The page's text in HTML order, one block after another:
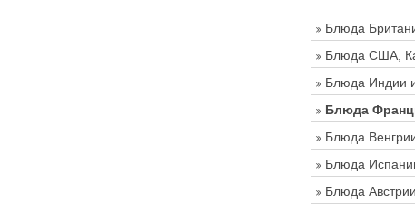
Блюда
Блюда США,
Блюда Индии
Блюда
Блюда
Блюда
Блюда